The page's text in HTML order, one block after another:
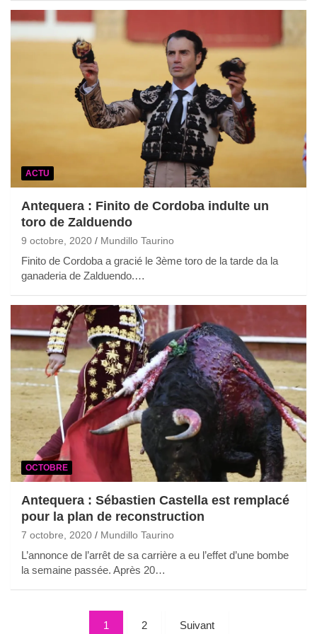
ACTU
Antequera : Finito de Cordoba indulte un
toro de Zalduendo
9 octobre, 2020 Mundillo Taurino
Finito de Cordoba a gracié le 3ème toro de la tarde da la
ganaderia de Zalduendo.…
OCTOBRE
Antequera : Sébastien Castella est remplacé
pour la plan de reconstruction
7 octobre, 2020 Mundillo Taurino
L’annonce de l’arrêt de sa carrière a eu l’effet d’une bombe
la semaine passée. Après 20…
1 2 Suivant